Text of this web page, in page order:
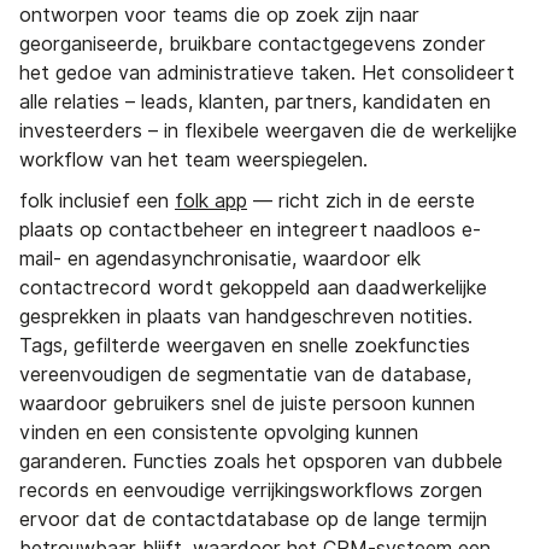
ontworpen voor teams die op zoek zijn naar
georganiseerde, bruikbare contactgegevens zonder
het gedoe van administratieve taken. Het consolideert
alle relaties – leads, klanten, partners, kandidaten en
investeerders – in flexibele weergaven die de werkelijke
workflow van het team weerspiegelen.
folk inclusief een folk app — richt zich in de eerste
plaats op contactbeheer en integreert naadloos e-
mail- en agendasynchronisatie, waardoor elk
contactrecord wordt gekoppeld aan daadwerkelijke
gesprekken in plaats van handgeschreven notities.
Tags, gefilterde weergaven en snelle zoekfuncties
vereenvoudigen de segmentatie van de database,
waardoor gebruikers snel de juiste persoon kunnen
vinden en een consistente opvolging kunnen
garanderen. Functies zoals het opsporen van dubbele
records en eenvoudige verrijkingsworkflows zorgen
ervoor dat de contactdatabase op de lange termijn